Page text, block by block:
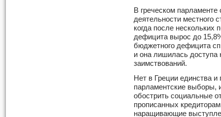
В греческом
деятельности местного
когда после нескольких
дефицита вырос до
бюджетного дефицита
и она лишилась
заимствований.
Нет в Греции единства
парламентские выборы,
обострить социальные
прописанных
наращивающие